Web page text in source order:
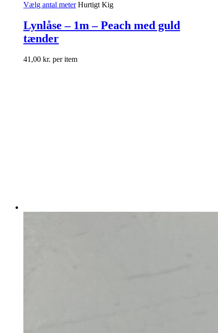
Vælg antal meter Hurtigt Kig
Lynlåse – 1m – Peach med guld
tænder
41,00 kr. per item